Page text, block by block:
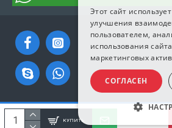
КУПИТЬ
Copyright © 2023,
Этот сайт
улучшения
пользователем,
использования
маркетинговых
СОГЛАСЕН